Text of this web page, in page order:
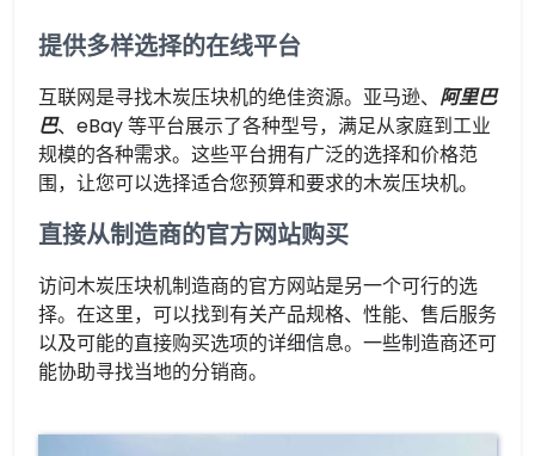
提供多样选择的在线平台
互联网是寻找木炭压块机的绝佳资源。亚马逊、 阿里巴
巴、eBay 等平台展示了各种型号，满足从家庭到工业
规模的各种需求。这些平台拥有广泛的选择和价格范
围，让您可以选择适合您预算和要求的木炭压块机。
直接从制造商的官方网站购买
访问木炭压块机制造商的官方网站是另一个可行的选
择。在这里，可以找到有关产品规格、性能、售后服务
以及可能的直接购买选项的详细信息。一些制造商还可
能协助寻找当地的分销商。